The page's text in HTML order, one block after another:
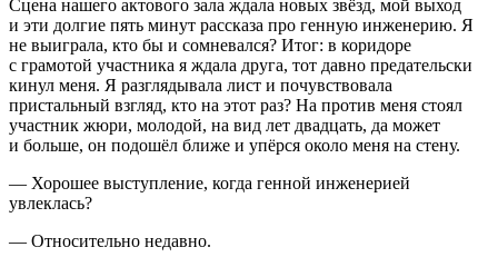
Сцена нашего актового зала ждала новых звёзд, мой выход
и эти долгие пять минут рассказа про генную инженерию. Я
не выиграла, кто бы и сомневался? Итог: в коридоре
с грамотой участника я ждала друга, тот давно предательски
кинул меня. Я разглядывала лист и почувствовала
пристальный взгляд, кто на этот раз? На против меня стоял
участник жюри, молодой, на вид лет двадцать, да может
и больше, он подошёл ближе и упёрся около меня на стену.
— Хорошее выступление, когда генной инженерией
увлеклась?
— Относительно недавно.